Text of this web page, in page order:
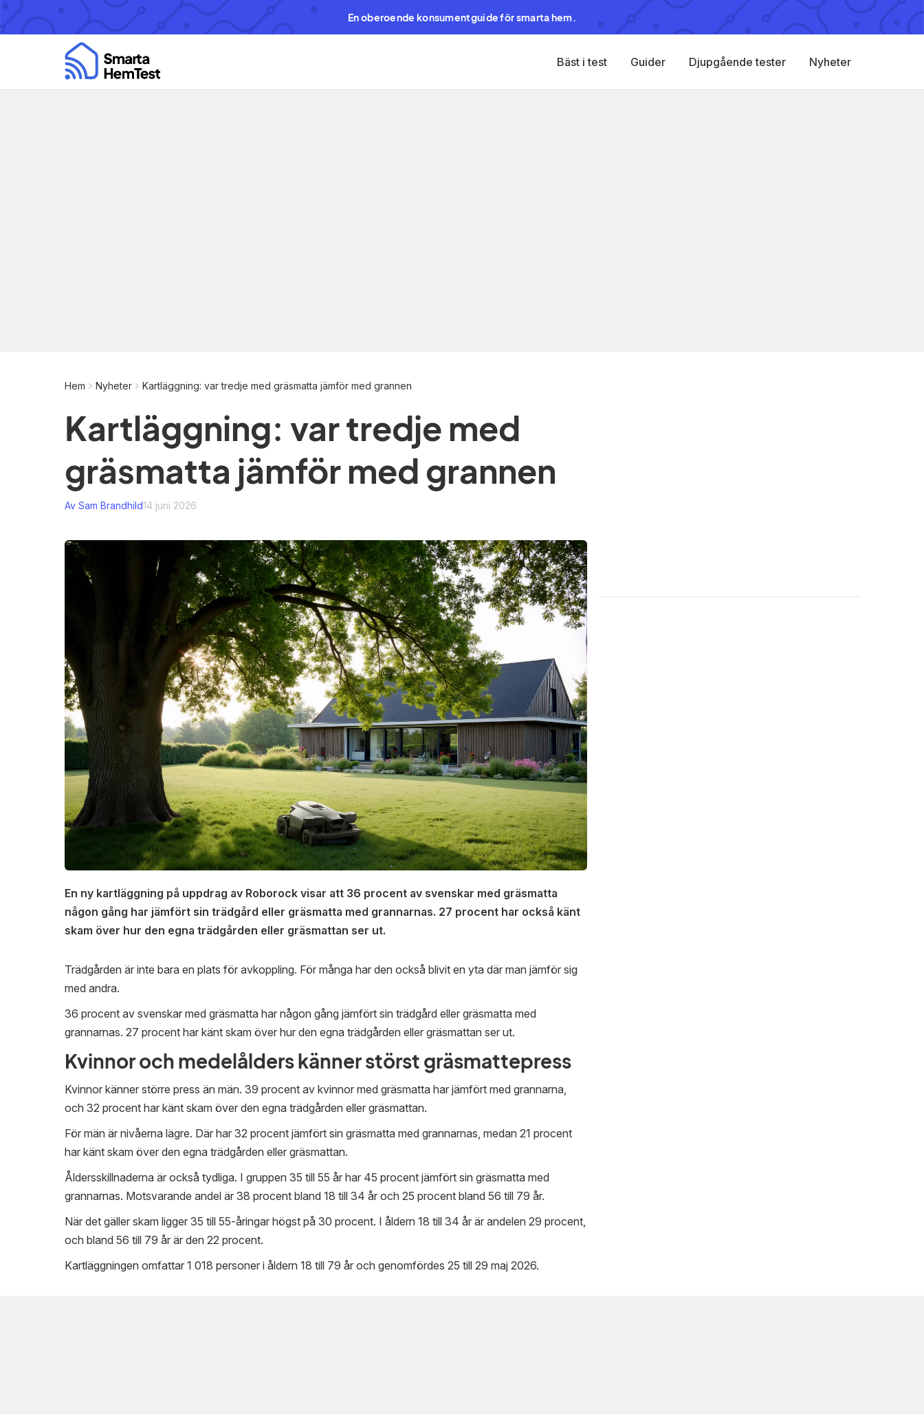
En oberoende konsumentguide för smarta hem.
Bäst i test Guider Djupgående tester Nyheter
Hem Nyheter Kartläggning: var tredje med gräsmatta jämför med grannen
Kartläggning: var tredje med
gräsmatta jämför med grannen
Av Sam Brandhild14 juni 2026
En ny kartläggning på uppdrag av Roborock visar att 36 procent av svenskar med gräsmatta
någon gång har jämfört sin trädgård eller gräsmatta med grannarnas. 27 procent har också känt
skam över hur den egna trädgården eller gräsmattan ser ut.
Trädgården är inte bara en plats för avkoppling. För många har den också blivit en yta där man jämför sig
med andra.
36 procent av svenskar med gräsmatta har någon gång jämfört sin trädgård eller gräsmatta med
grannarnas. 27 procent har känt skam över hur den egna trädgården eller gräsmattan ser ut.
Kvinnor och medelålders känner störst gräsmattepress
Kvinnor känner större press än män. 39 procent av kvinnor med gräsmatta har jämfört med grannarna,
och 32 procent har känt skam över den egna trädgården eller gräsmattan.
För män är nivåerna lägre. Där har 32 procent jämfört sin gräsmatta med grannarnas, medan 21 procent
har känt skam över den egna trädgården eller gräsmattan.
Åldersskillnaderna är också tydliga. I gruppen 35 till 55 år har 45 procent jämfört sin gräsmatta med
grannarnas. Motsvarande andel är 38 procent bland 18 till 34 år och 25 procent bland 56 till 79 år.
När det gäller skam ligger 35 till 55-åringar högst på 30 procent. I åldern 18 till 34 år är andelen 29 procent,
och bland 56 till 79 år är den 22 procent.
Kartläggningen omfattar 1 018 personer i åldern 18 till 79 år och genomfördes 25 till 29 maj 2026.